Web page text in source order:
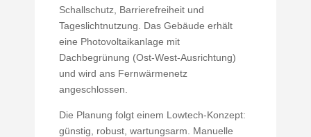
Schallschutz, Barrierefreiheit und
Tageslichtnutzung. Das Gebäude erhält
eine Photovoltaikanlage mit
Dachbegrünung (Ost-West-Ausrichtung)
und wird ans Fernwärmenetz
angeschlossen.
Die Planung folgt einem Lowtech-Konzept:
günstig, robust, wartungsarm. Manuelle